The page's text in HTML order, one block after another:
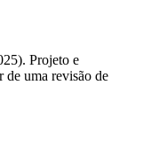
Projeto e
de uma revisão de